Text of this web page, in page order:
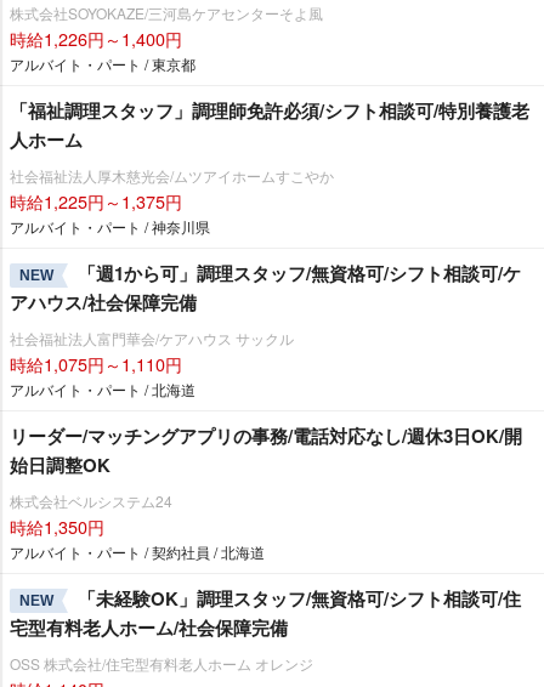
株式会社SOYOKAZE/三河島ケアセンターそよ風
時給1,226円～1,400円
アルバイト・パート / 東京都
「福祉調理スタッフ」調理師免許必須/シフト相談可/特別養護老
人ホーム
社会福祉法人厚木慈光会/ムツアイホームすこやか
時給1,225円～1,375円
アルバイト・パート / 神奈川県
NEW
「週1から可」調理スタッフ/無資格可/シフト相談可/ケ
アハウス/社会保障完備
社会福祉法人富門華会/ケアハウス サックル
時給1,075円～1,110円
アルバイト・パート / 北海道
リーダー/マッチングアプリの事務/電話対応なし/週休3日OK/開
始日調整OK
株式会社ベルシステム24
時給1,350円
アルバイト・パート / 契約社員 / 北海道
NEW
「未経験OK」調理スタッフ/無資格可/シフト相談可/住
宅型有料老人ホーム/社会保障完備
OSS 株式会社/住宅型有料老人ホーム オレンジ